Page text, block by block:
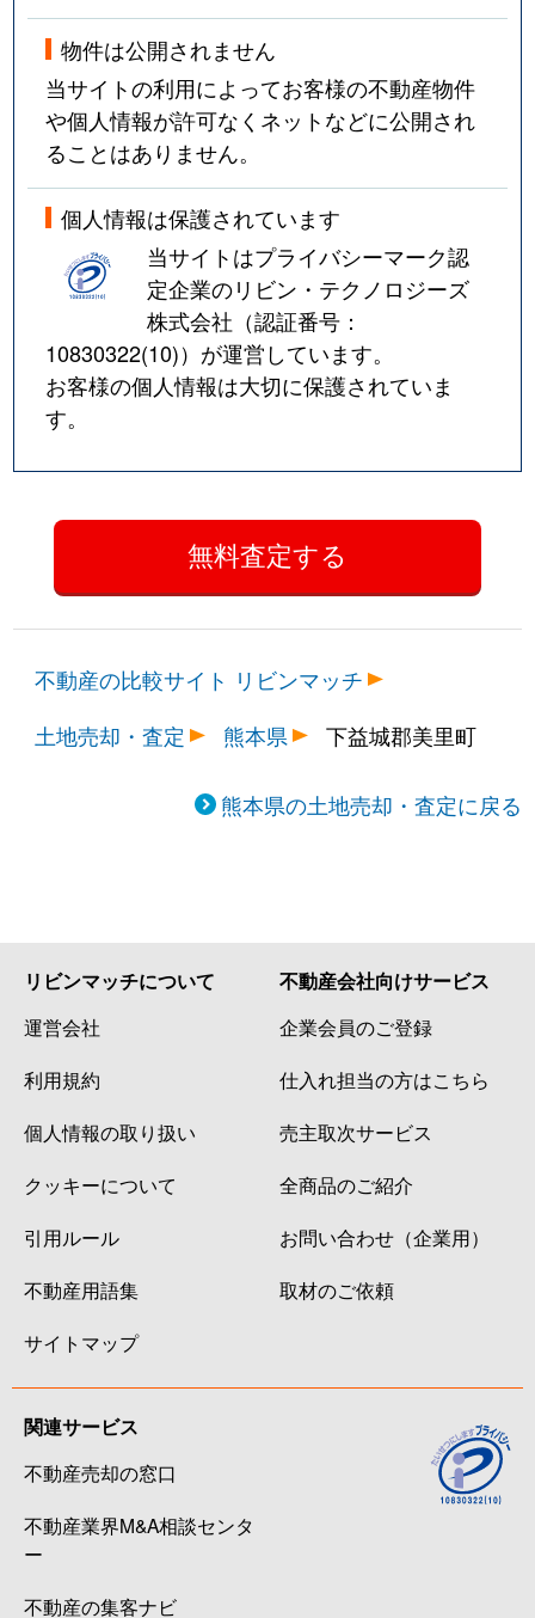
物件は公開されません
当サイトの利用によってお客様の不動産物件
や個人情報が許可なくネットなどに公開され
ることはありません。
個人情報は保護されています
当サイトはプライバシーマーク認
定企業のリビン・テクノロジーズ
株式会社（認証番号：
10830322(10)）が運営しています。
お客様の個人情報は大切に保護されていま
す。
不動産の比較サイト リビンマッチ
土地売却・査定
熊本県 下益城郡美里町
熊本県の土地売却・査定に戻る
リビンマッチについて
運営会社
利用規約
個人情報の取り扱い
クッキーについて
引用ルール
不動産用語集
サイトマップ
不動産会社向けサービス
企業会員のご登録
仕入れ担当の方はこちら
売主取次サービス
全商品のご紹介
お問い合わせ（企業用）
取材のご依頼
関連サービス
不動産売却の窓口
不動産業界M&A相談センタ
ー
不動産の集客ナビ